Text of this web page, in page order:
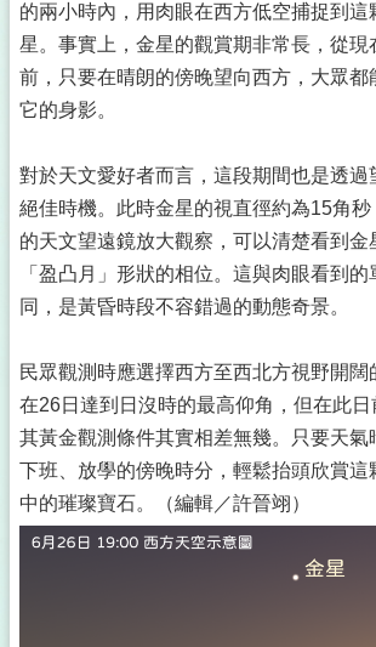
的兩小時內，用肉眼在西方低空捕捉到這
星。事實上，金星的觀賞期非常長，從現
前，只要在晴朗的傍晚望向西方，大眾都
它的身影。
對於天文愛好者而言，這段期間也是透過
絕佳時機。此時金星的視直徑約為15角
的天文望遠鏡放大觀察，可以清楚看到金
「盈凸月」形狀的相位。這與肉眼看到
同，是黃昏時段不容錯過的動態奇景。
民眾觀測時應選擇西方至西北方視野開闊
在26日達到日沒時的最高仰角，但在此日
其黃金觀測條件其實相差無幾。只要天氣
下班、放學的傍晚時分，輕鬆抬頭欣賞這
中的璀璨寶石。（編輯／許晉翊）